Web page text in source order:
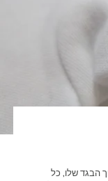
הבגד שלו, כל